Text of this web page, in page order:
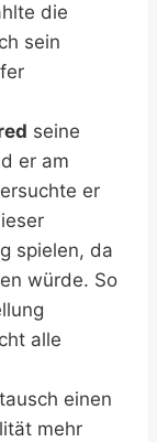
die
sein
seine
er am
er
spielen, da
würde. So
alle
einen
mehr